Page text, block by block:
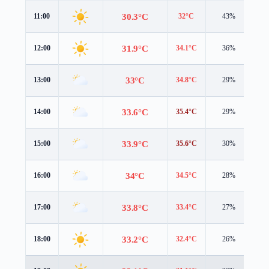
11:00 30.3°C 32°C 43%
12:00 31.9°C 34.1°C 36%
13:00 33°C 34.8°C 29%
14:00 33.6°C 35.4°C 29%
15:00 33.9°C 35.6°C 30%
16:00 34°C 34.5°C 28%
17:00 33.8°C 33.4°C 27%
18:00 33.2°C 32.4°C 26%